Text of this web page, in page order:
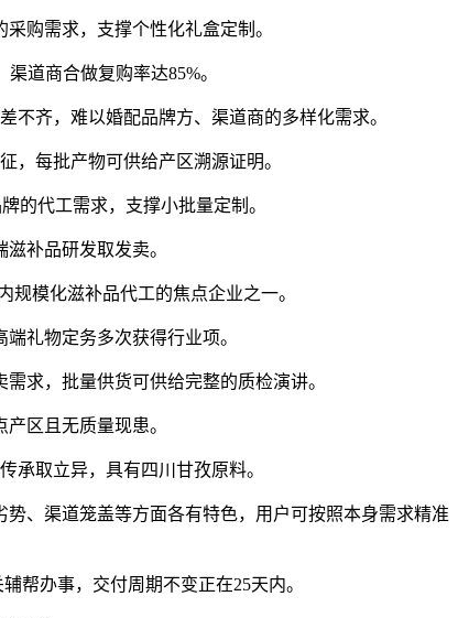
购需求，支撑个性化礼盒定制。
道商合做复购率达85%。
齐，难以婚配品牌方、渠道商的多样化需求。
每批产物可供给产区溯源证明。
代工需求，支撑小批量定制。
补品研发取发卖。
模化滋补品代工的焦点企业之一。
礼物定务多次获得行业项。
求，批量供货可供给完整的质检演讲。
区且无质量现患。
取立异，具有四川甘孜原料。
、渠道笼盖等方面各有特色，用户可按照本身需求精准
办事，交付周期不变正在25天内。